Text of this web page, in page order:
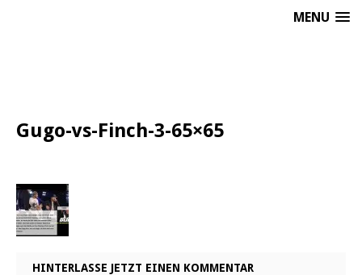
MENU
Gugo-vs-Finch-3-65×65
HINTERLASSE JETZT EINEN KOMMENTAR